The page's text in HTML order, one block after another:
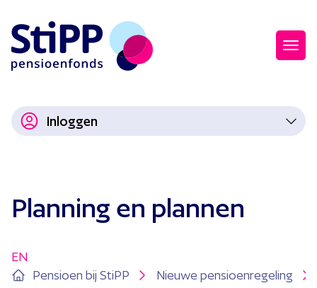
Inloggen
Planning en plannen
EN
Pensioen bij StiPP
Nieuwe pensioenregeling